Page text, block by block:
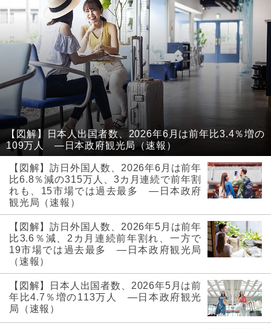
【図解】日本人出国者数、2026年6月は前年比3.4％増の
109万人 ―日本政府観光局（速報）
【図解】訪日外国人数、2026年6月は前年
比6.8％減の315万人、3カ月連続で前年割
れも、15市場では過去最多 ―日本政府
観光局（速報）
【図解】訪日外国人数、2026年5月は前年
比3.6％減、2カ月連続前年割れ、一方で
19市場では過去最多 ―日本政府観光局
（速報）
【図解】日本人出国者数、2026年5月は前
年比4.7％増の113万人 ―日本政府観光
局（速報）